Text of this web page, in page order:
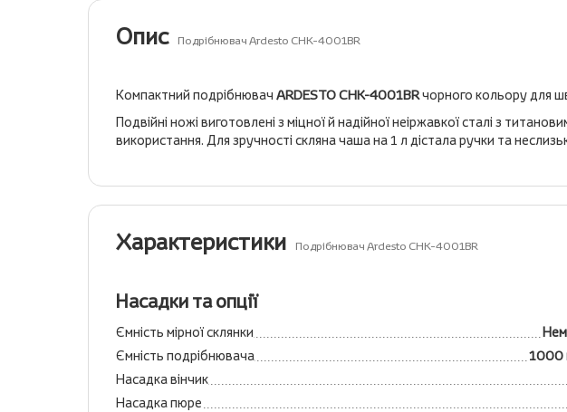
Опис Подрібнювач Ardesto CHK-4001BR
Компактний подрібнювач ARDESTO CHK-4001BRчорного кольору для
Подвійні ножі виготовлені з міцної й надійної неіржавкої сталі з
використання. Для зручності скляна чаша на 1 л дістала ручки та
Характеристики Подрібнювач Ardesto CHK-4001BR
Насадки та опції
Ємність мірної склянки
Ємність подрібнювача
1000
Насадка вінчик
Насадка пюре